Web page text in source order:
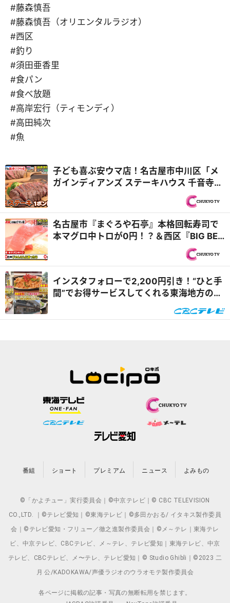
#藤森慎吾
#藤森慎吾（オリエンタルラジオ）
#西区
#釣り
#須田亜香里
#食パン
#食べ放題
#高岸宏行（ティモンディ）
#高田純次
#魚
子ども喜ぶ安ウマ店！名古屋市中川区「メ
ガインディアンズ ステーキハウス 千音寺
店」総工費1億円超のキッズパーク『PS純
名古屋市『まぐろや石亭』本格回転寿司で
本マグロ中トロが0円！？＆西区『BIG BEN
DINER』自家製バンズの肉汁たっぷりバー
インスタフォローで2,200円引き！“ひと手
間”でお得サービスしてくれる東海地方のグ
番組 ショート プレミアム ニュース よみもの
©「かよチュー」実行委員会｜©中京テレビ｜© CBC TELEVISION
CO.,LTD. ｜©テレビ愛知｜©東海テレビ｜©多田かおる/ イタキス製作委員
会｜©テレビ愛知・フリュー／徹之進製作委員会｜©メ～テレ｜東海テレ
ビ、中京テレビ、CBCテレビ、メ～テレ、テレビ愛知｜東海テレビ、中京
テレビ、CBCテレビ、メ〜テレ、テレビ愛知｜© Studio Ghibli｜©2023 二
月 公/KADOKAWA/声優ラジオのウラオモテ製作委員会
各ページに掲載の記事・写真の無断転用を禁じます。